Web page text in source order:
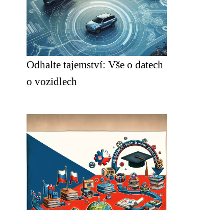
Odhalte tajemství: Vše o datech
o vozidlech